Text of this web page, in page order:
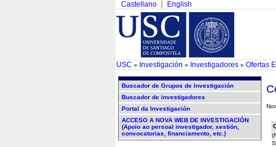
Castellano English
USC » Investigación » Investigadores » Ofertas
Buscador de Grupos de Investigación
Buscador de investigadores
Portal da Investigación
ACCESO A NOVA WEB DE INVESTIGACIÓN
(Apoio ao persoal investigador, xestión,
convocatorias, financiamento, etc.)